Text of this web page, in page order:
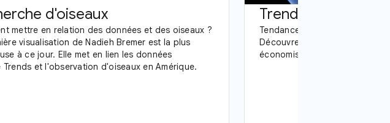
d'oiseaux
mettre en relation des données et des oiseaux ?
visualisation de Nadieh Bremer est la plus
à ce jour. Elle met en lien les données
Trends et l'observation d'oiseaux en Amérique.
Trends TV
Tendances actuelles sur
Découvrez-les de manière
économiseur d'écran.